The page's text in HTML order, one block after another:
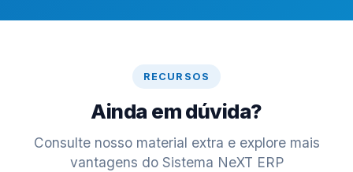
RECURSOS
Ainda em dúvida?
Consulte nosso material extra e explore mais
vantagens do Sistema NeXT ERP